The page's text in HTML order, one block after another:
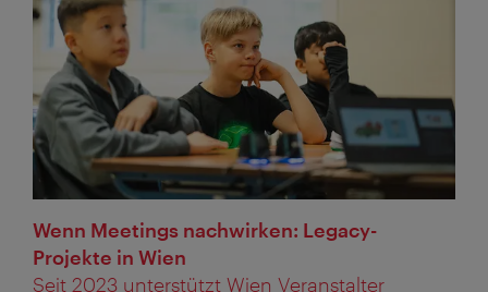
Wenn Meetings nachwirken: Legacy-
Projekte in Wien
Seit 2023 unterstützt Wien Veranstalter